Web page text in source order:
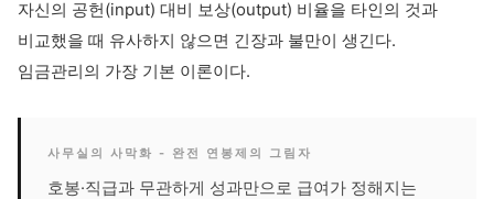
자신의 공헌(input) 대비 보상(output) 비율을 타인의 것과
비교했을 때 유사하지 않으면 긴장과 불만이 생긴다.
임금관리의 가장 기본 이론이다.
사무실의 사막화 - 완전 연봉제의 그림자
호봉·직급과 무관하게 성과만으로 급여가 정해지는